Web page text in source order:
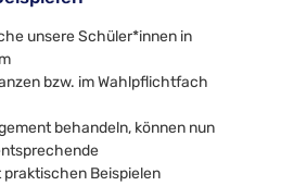
unsere Schüler*innen in
bzw. im Wahlpflichtfach
behandeln, können nun
Beispielen